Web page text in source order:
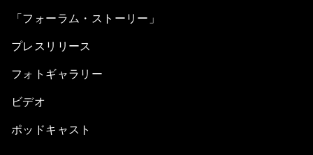
「フォーラム・ストーリー」
プレスリリース
フォトギャラリー
ビデオ
ポッドキャスト